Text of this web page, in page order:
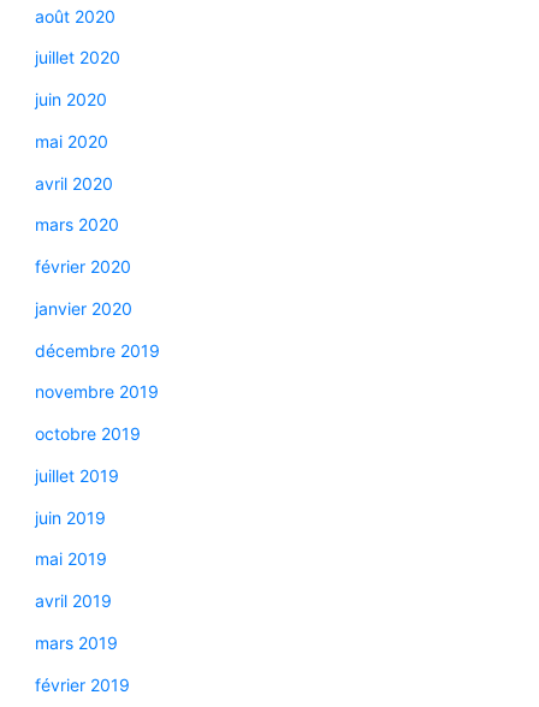
août 2020
juillet 2020
juin 2020
mai 2020
avril 2020
mars 2020
février 2020
janvier 2020
décembre 2019
novembre 2019
octobre 2019
juillet 2019
juin 2019
mai 2019
avril 2019
mars 2019
février 2019